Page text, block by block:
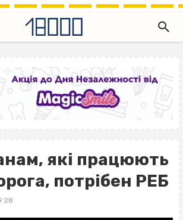
які працюють
потрібен РЕБ